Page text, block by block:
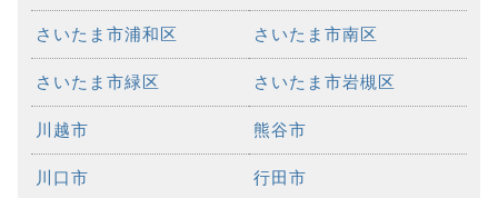
さいたま市浦和区 さいたま市南区
さいたま市緑区 さいたま市岩槻区
川越市 熊谷市
川口市 行田市